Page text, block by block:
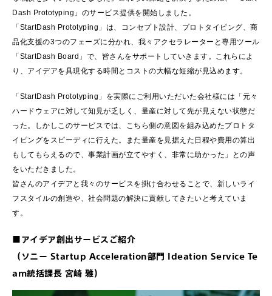
Dash Prototyping」のサービス提供を開始しました。
「StartDash Prototyping」は、コンセプト設計、プロトタイピング、商
品化支援の3つのフェーズに分かれ、我々アクセラレーターと専用ツール
「StartDash Board」で、皆さんをサポートしていきます。これらによ
り、アイデアを具現化する時間とコストの大幅な短縮が見込めます。
「StartDash Prototyping」を実際にご利用いただいた会社様には「元々
ハードウェアに対して知見が乏しく、量産に対して先が見えない状態だ
った。しかしこのサービスでは、こちら側の意図を組み込めたプロトタ
イピングをスピーディに行えた。また量産を見据えた日程や費用の算出
もしてもらえるので、事業計画が立てやすく、非常に助かった」との声
をいただきました。
皆さんのアイデアと我々のサービスを掛け合わせることで、新しいライ
フスタイルの創造や、社会問題の解決に貢献してきたいと考えていま
す。
■アイデア創出サービスご紹介
（ソニー Startup Acceleration部門 Ideation Service Te
am統括課長 宮崎 雅）